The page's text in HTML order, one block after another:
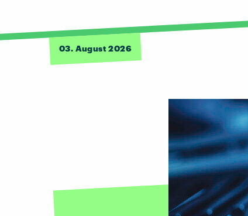
03. August 2026